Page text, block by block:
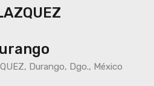
Durango, Dgo., México